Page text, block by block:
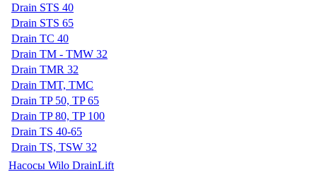
Drain STS 40
Drain STS 65
Drain TC 40
Drain TM - TMW 32
Drain TMR 32
Drain TMT, TMC
Drain TP 50, TP 65
Drain TP 80, TP 100
Drain TS 40-65
Drain TS, TSW 32
Насосы Wilo DrainLift